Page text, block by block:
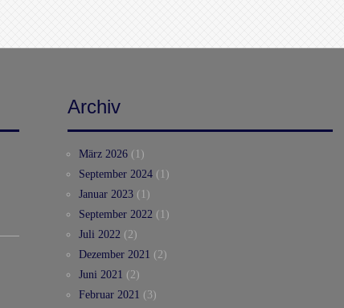
Archiv
März 2026 (1)
September 2024 (1)
Januar 2023 (1)
September 2022 (1)
Juli 2022 (2)
Dezember 2021 (2)
Juni 2021 (2)
Februar 2021 (3)